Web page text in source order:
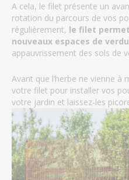
A cela, le filet présente un
rotation du parcours de vos
régulièrement, le filet permet
nouveaux espaces de
appauvrissement des sols de
Avant que l’herbe ne vienne à
votre filet pour installer vos
votre jardin et laissez-les